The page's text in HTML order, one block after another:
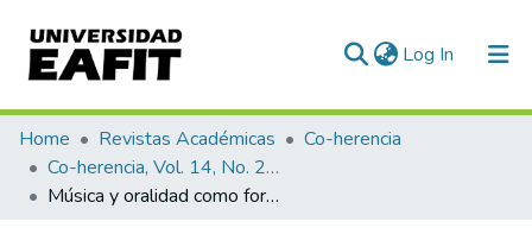
Log In (current)
Communities & Collections
All of DSpace
Home Revistas Académicas
Co-herencia
Co-herencia, Vol. 14, No. 27 (2017)
Música y oralidad como formas de arqueología literaria